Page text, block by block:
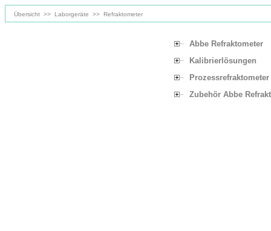
Übersicht >> Laborgeräte >> Refraktometer
Abbe Refraktometer
Kalibrierlösungen
Prozessrefraktometer
Zubehör Abbe